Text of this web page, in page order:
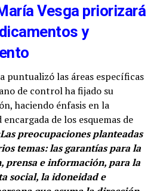
Vesga priorizará
y
puntualizó las áreas específicas
de control ha fijado su
haciendo énfasis en la
de los esquemas de
preocupaciones planteadas
temas: las garantías para la
prensa e información, para la
social, la idoneidad e